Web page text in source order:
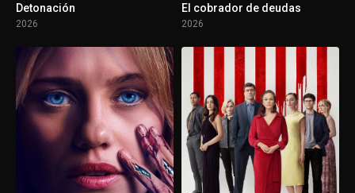
Detonación
2026
El cobrador de deudas
2026